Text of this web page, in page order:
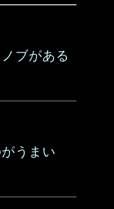
ブがある
うまい